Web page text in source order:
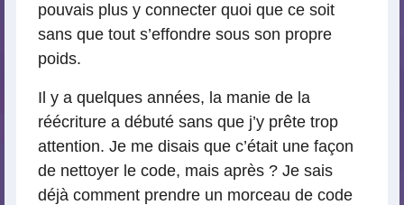
pouvais plus y connecter quoi que ce soit
sans que tout s’effondre sous son propre
poids.
Il y a quelques années, la manie de la
réécriture a débuté sans que j’y prête trop
attention. Je me disais que c’était une façon
de nettoyer le code, mais après ? Je sais
déjà comment prendre un morceau de code